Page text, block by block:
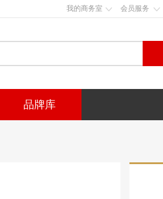
我的商务室 会员服务
品牌库